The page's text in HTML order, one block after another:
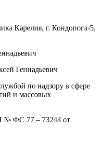
Карелия, г. Кондопога-5,
Геннадьевич
по надзору в сфере
и массовых
№ ФС 77 – 73244 от